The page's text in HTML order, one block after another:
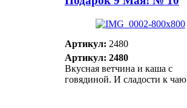
Артикул: 2480
Артикул: 2480
Вкусная ветчина и каша с
говядиной. И сладости к чаю